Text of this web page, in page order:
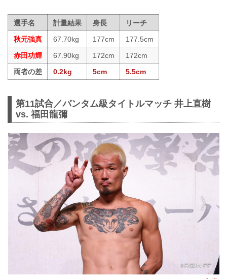
選手名 計量結果 身長
リーチ
秋元強真
67.70kg 177cm
177.5cm
赤田功輝
67.90kg 172cm
172cm
両者の差
0.2kg 5cm 5.5cm
第11試合／バンタム級タイトルマッチ 井上直樹
vs. 福田龍彌